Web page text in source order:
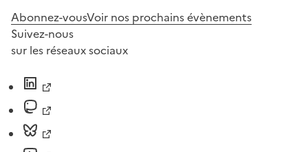
Abonnez-vousVoir nos prochains évènements
Suivez-nous
sur les réseaux sociaux